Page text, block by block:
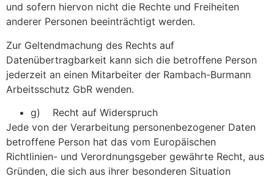
und sofern hiervon nicht die Rechte und Freiheiten
anderer Personen beeinträchtigt werden.
Zur Geltendmachung des Rechts auf
Datenübertragbarkeit kann sich die betroffene Person
jederzeit an einen Mitarbeiter der Rambach-Burmann
Arbeitsschutz GbR wenden.
g) Recht auf Widerspruch
Jede von der Verarbeitung personenbezogener Daten
betroffene Person hat das vom Europäischen
Richtlinien- und Verordnungsgeber gewährte Recht, aus
Gründen, die sich aus ihrer besonderen Situation